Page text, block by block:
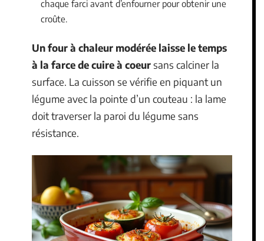
chaque farci avant d’enfourner pour obtenir une
croûte.
Un four à chaleur modérée laisse le temps
à la farce de cuire à coeursans calciner la
surface. La cuisson se vérifie en piquant un
légume avec la pointe d’un couteau : la lame
doit traverser la paroi du légume sans
résistance.